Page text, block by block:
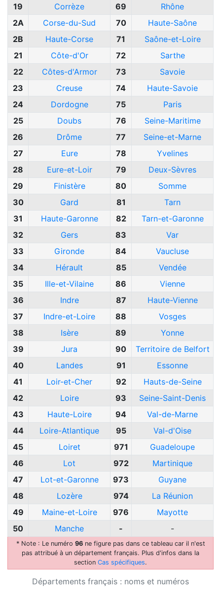
Départements français : noms et numéros
19 Corrèze 69
Rhône
2A
Corse-du-Sud 70
Haute-Saône
2B
Haute-Corse 71
Saône-et-Loire
21
Côte-d'Or 72
Sarthe
22
Côtes-d'Armor 73
Savoie
23
Creuse 74
Haute-Savoie
24
Dordogne 75
Paris
25
Doubs 76
Seine-Maritime
26
Drôme 77
Seine-et-Marne
27
Eure 78
Yvelines
28
Eure-et-Loir 79
Deux-Sèvres
29
Finistère 80
Somme
30
Gard 81
Tarn
31
Haute-Garonne 82
Tarn-et-Garonne
32
Gers 83
Var
33
Gironde 84
Vaucluse
34
Hérault 85
Vendée
35
Ille-et-Vilaine 86
Vienne
36
Indre 87
Haute-Vienne
37
Indre-et-Loire 88
Vosges
38
Isère 89
Yonne
39
Jura 90
Territoire de Belfort
40
Landes 91
Essonne
41
Loir-et-Cher 92
Hauts-de-Seine
42
Loire 93
Seine-Saint-Denis
43
Haute-Loire 94
Val-de-Marne
44
Loire-Atlantique 95
Val-d'Oise
45
Loiret 971
Guadeloupe
46
Lot 972
Martinique
47
Lot-et-Garonne 973
Guyane
48
Lozère 974
La Réunion
49
Maine-et-Loire 976
Mayotte
50
Manche - -
* Note : Le numéro 96ne figure pas dans ce tableau car il n'est
pas attribué à un département français. Plus d'infos dans la
section Cas spécifiques.